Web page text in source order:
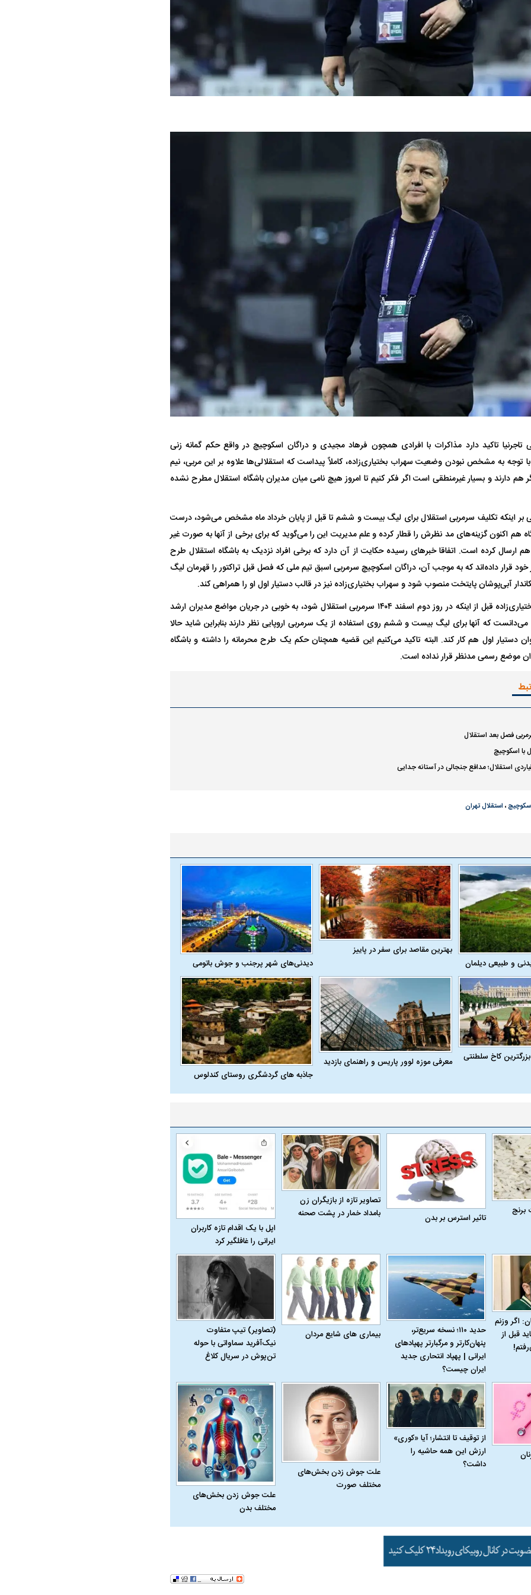
تاجرنیا تاکید دارد مذاکرات با افرادی همچون فرهاد مجیدی و دراگان اسکوچیچ در واقع حکم گمانه زنی
با توجه به مشخص نبودن وضعیت سهراب بختیاری‌زاده، کاملاً پیداست که استقلالی‌ها علاوه بر این مربی، نیم
هم دارند و بسیار غیرمنطقی است اگر فکر کنیم تا امروز هیچ نامی میان مدیران باشگاه استقلال مطرح نشده
بر اینکه تکلیف سرمربی استقلال برای لیگ بیست و ششم تا قبل از پایان خرداد ماه مشخص می‌شود، درست
هم اکنون گزینه‌های مد نظرش را قطار کرده و علم مدیریت این را می‌گوید که برای برخی از آنها به صورت غیر
ارسال کرده است. اتفاقا خبر‌های رسیده حکایت از آن دارد که برخی افراد نزدیک به باشگاه استقلال طرح
خود قرار داده‌اند که به موجب آن، دراگان اسکوچیچ سرمربی اسبق تیم ملی که فصل قبل تراکتور را قهرمان لیگ
آبی‌پوشان پایتخت منصوب شود و سهراب بختیاری‌زاده نیز در قالب دستیار اول او را همراهی کند.
این افراد مدعی‌اند بختیاری‌زاده قبل از اینکه در روز دوم اسفند ۱۴۰۴ سرمربی استقلال شود، به خوبی در جریان مواضع مدیران ارشد
که آنها برای لیگ بیست و ششم روی استفاده از یک سرمربی اروپایی نظر دارند بنابراین شاید حالا
دستیار اول هم کار کند. البته تاکید می‌کنیم این قضیه همچنان حکم یک طرح محرمانه را داشته و باشگاه
موضع رسمی مدنظر قرار نداده است.
فصل بعد استقلال
با اسکوچیچ
، استقلال تهران
و طبیعی دیلمان
بهترین مقاصد برای سفر در پاییز
دیدنی‌های شهر پرجنب و جوش باتومی
کاخ سلطنتی
معرفی موزه لوور پاریس و راهنمای بازدید
جاذبه های گردشگری روستای کندلوس
برنج
تاثیر استرس بر بدن
تصاویر تازه از بازیگران زن
بامداد خمار در پشت صحنه
اپل با یک اقدام تازه کاربران
ایرانی را غافلگیر کرد
اگر وزنم
قبل از
حدید ۱۱۰؛ نسخه سریع‌تر،
پنهان‌کارتر و مرگبارتر پهپادهای
ایرانی | پهپاد انتحاری جدید
ایران چیست؟
بیماری‌ های شایع مردان
(تصاویر) تیپ متفاوت
نیک‌آفرید سماواتی با حوله
تن‌پوش در سریال کلاغ
از توقیف تا انتشار؛ آیا «کوری»
ارزش این همه حاشیه را
داشت؟
علت جوش زدن بخش‌های
مختلف صورت
علت جوش زدن بخش‌های
مختلف بدن
مرگ دلخراش دختر ۱۸ ساله بر اثر برق
گرفتگی
انتخاب تیم جدید
اولین چالش حقوقی استقلال
پیش از شروع لیگ
استقلال
یک سلسله |
شاه در ایران
ریشه‌های عزاداری ماه محرم در فرهنگ
و تاریخ ایران
عزاداری ماه محرم در دوران قاجار چگونه
انجام می‌شد؟
درباره
ببینید| انیمیشن لگویی حمله به کویت با
جنگنده اف-۵
ببینید| نظر متفاوت سینا حجازی درباره
گوگوش خبرساز شد
علت تنگی نفس و راه های درمان آن